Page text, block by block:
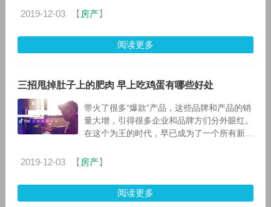
物#、#明星被认错#等话题频繁被推
2019-12-03 【 房产】
阅读更多
三招甩掉肚子上的肥肉 早上吃鸡蛋有哪些好处
带火了很多“爆款”产品，这些品牌和产品的销
量大增，引得很多企业和品牌方们分外眼红。
在这个为王的时代，早已成为了一个所有新媒
同时有
2019-12-03 【 房产】
阅读更多